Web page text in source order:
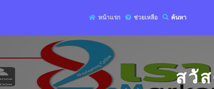
หน้าแรก ช่วยเหลือ ค้นหา
สวั